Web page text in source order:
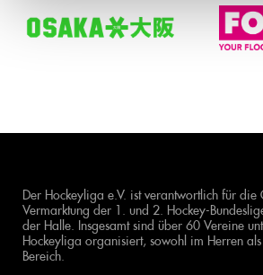
Der Hockeyliga e.V. ist verantwortlich für
Vermarktung der 1. und 2. Hockey-
der Halle. Insgesamt sind über 60 Vereine
Hockeyliga organisiert, sowohl im Herren
Bereich.